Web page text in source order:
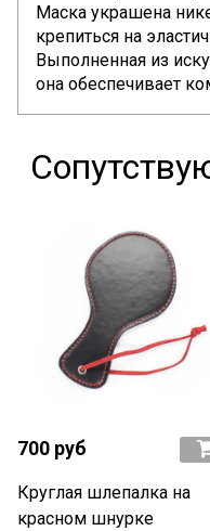
Маска украшена
крепиться на
Выполненная из
она обеспечивает
700 руб
Круглая шлепалка на
красном шнурке